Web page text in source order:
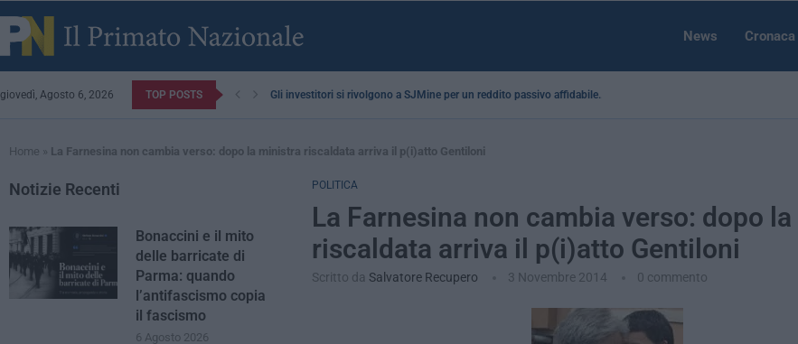
News Cronaca
giovedì, Agosto 6, 2026 TOP POSTS Gli investitori si rivolgono a SJMine per un reddito passivo affidabile...
Home » La Farnesina non cambia verso: dopo la ministra riscaldata arriva il p(i)atto Gentiloni
POLITICA
La Farnesina non cambia verso: dopo
riscaldata arriva il p(i)atto Gentiloni
Scritto da Salvatore Recupero 3 Novembre 2014 0 commento
Notizie Recenti
Bonaccini e il mito
delle barricate di
Parma: quando
l’antifascismo copia
il fascismo
6 Agosto 2026